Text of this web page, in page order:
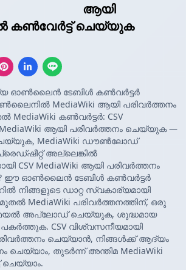
ആയി
ചെയ്യുക
ഓൺലൈൻ ടേബിൾ കൺവർട്ടർ
MediaWiki ആയി പരിവർത്തനം
കൺവർട്ടർ: CSV
ആയി പരിവർത്തനം ചെയ്യുക —
ചെയ്യുക, MediaWiki ഡൗൺലോഡ്
അല്ലെങ്കിൽ
CSV MediaWiki ആയി പരിവർത്തനം
ഈ ഓൺലൈൻ ടേബിൾ കൺവർട്ടർ
നിങ്ങളുടെ ഡാറ്റ സ്വകാര്യമായി
MediaWiki പരിവർത്തനത്തിന്, ഒരു
ഫയൽ അപ്‌ലോഡ് ചെയ്യുക, ശുദ്ധമായ
പകർത്തുക. CSV വിശ്വസനീയമായി
ചെയ്യാൻ, നിങ്ങൾക്ക് ആദ്യം
തുടർന്ന് അന്തിമ MediaWiki